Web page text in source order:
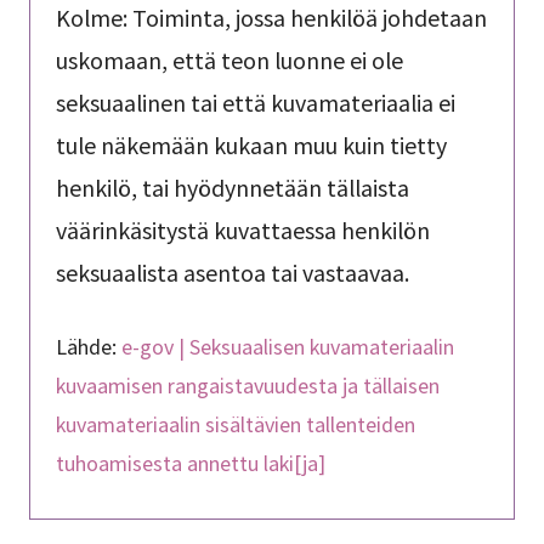
Kolme: Toiminta, jossa henkilöä johdetaan
uskomaan, että teon luonne ei ole
seksuaalinen tai että kuvamateriaalia ei
tule näkemään kukaan muu kuin tietty
henkilö, tai hyödynnetään tällaista
väärinkäsitystä kuvattaessa henkilön
seksuaalista asentoa tai vastaavaa.
Lähde: e-gov | Seksuaalisen kuvamateriaalin
kuvaamisen rangaistavuudesta ja tällaisen
kuvamateriaalin sisältävien tallenteiden
tuhoamisesta annettu laki[ja]